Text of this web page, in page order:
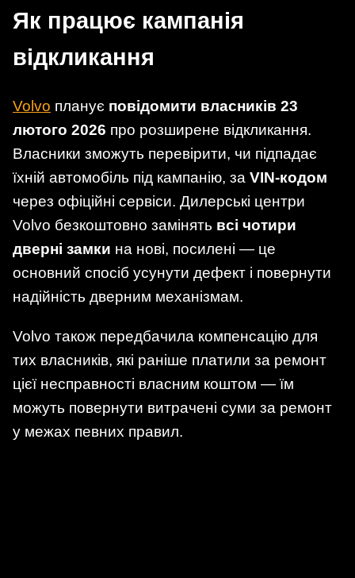
Як працює кампанія
відкликання
Volvo планує повідомити власників 23
лютого 2026 про розширене відкликання.
Власники зможуть перевірити, чи підпадає
їхній автомобіль під кампанію, за VIN-кодом
через офіційні сервіси. Дилерські центри
Volvo безкоштовно замінять всі чотири
дверні замки на нові, посилені — це
основний спосіб усунути дефект і повернути
надійність дверним механізмам.
Volvo також передбачила компенсацію для
тих власників, які раніше платили за ремонт
цієї несправності власним коштом — їм
можуть повернути витрачені суми за ремонт
у межах певних правил.